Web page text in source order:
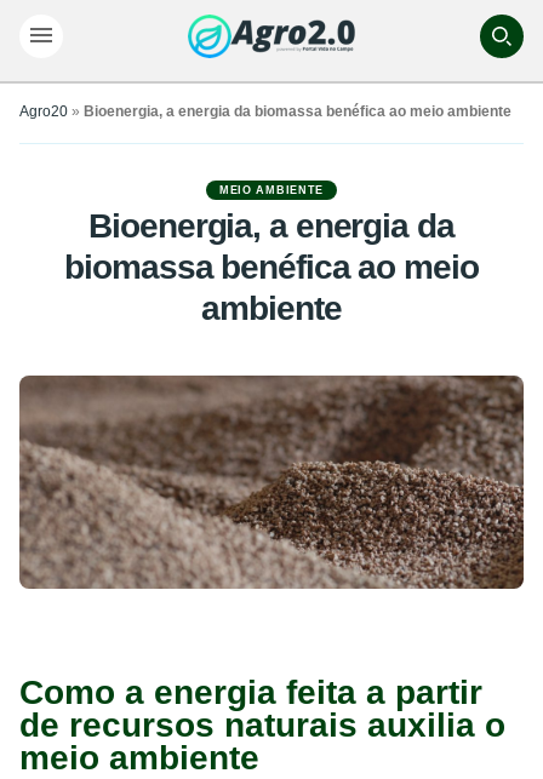
Agro20 » Bioenergia, a energia da biomassa benéfica ao meio ambiente
MEIO AMBIENTE
Bioenergia, a energia da
biomassa benéfica ao meio
ambiente
Como a energia feita a partir
de recursos naturais auxilia o
meio ambiente